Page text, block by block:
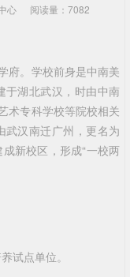
心 阅读量：7082
府。学校前身是中南美
于湖北武汉，时由中南
术专科学校等院校相关
武汉南迁广州，更名为
新校区，形成“一校两
试点单位。